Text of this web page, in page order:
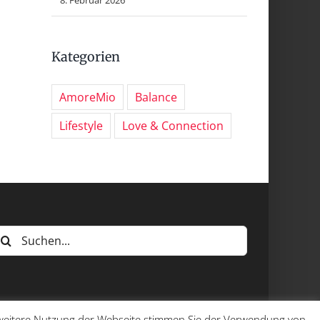
Kategorien
AmoreMio
Balance
Lifestyle
Love & Connection